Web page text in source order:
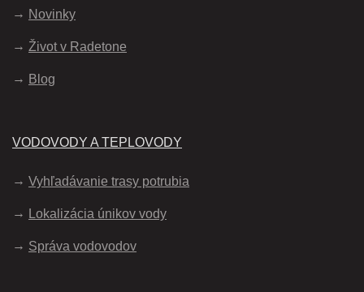
Novinky
Život v Radetone
Blog
VODOVODY A TEPLOVODY
Vyhľadávanie trasy potrubia
Lokalizácia únikov vody
Správa vodovodov